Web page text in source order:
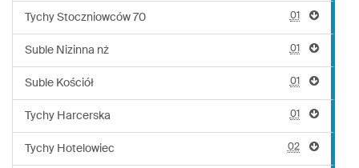
Tychy Stoczniowców 70 01
Suble Nizinna nż 01
Suble Kościół 01
Tychy Harcerska 01
Tychy Hotelowiec 02